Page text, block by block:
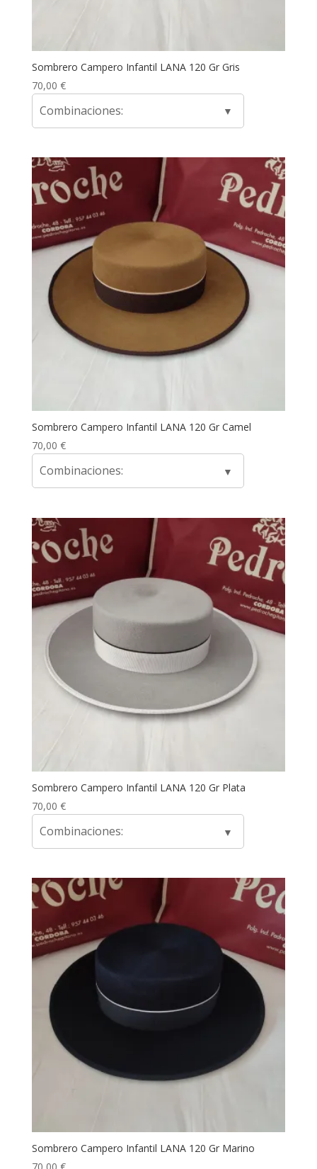
Sombrero Campero Infantil LANA 120 Gr Gris
70,00 €
Combinaciones:
Sombrero Campero Infantil LANA 120 Gr Camel
70,00 €
Combinaciones:
Sombrero Campero Infantil LANA 120 Gr Plata
70,00 €
Combinaciones:
Sombrero Campero Infantil LANA 120 Gr Marino
70,00 €